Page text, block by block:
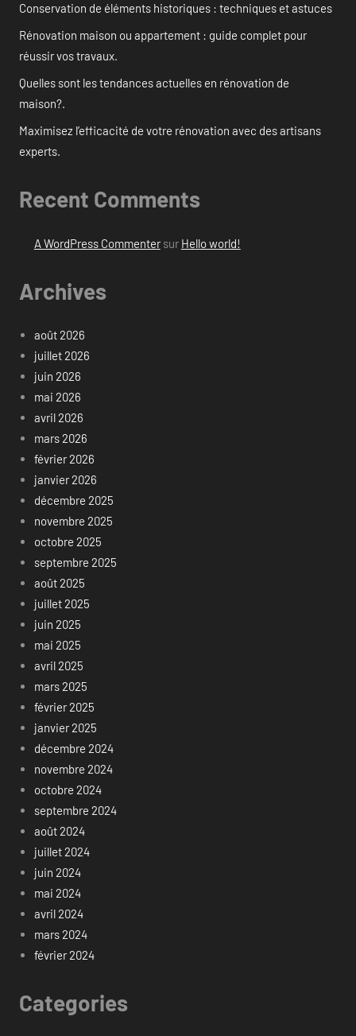
Conservation de éléments historiques : techniques et astuces
Rénovation maison ou appartement : guide complet pour
réussir vos travaux.
Quelles sont les tendances actuelles en rénovation de
maison?.
Maximisez l’efficacité de votre rénovation avec des artisans
experts.
Recent Comments
A WordPress Commentersur Hello world!
Archives
août 2026
juillet 2026
juin 2026
mai 2026
avril 2026
mars 2026
février 2026
janvier 2026
décembre 2025
novembre 2025
octobre 2025
septembre 2025
août 2025
juillet 2025
juin 2025
mai 2025
avril 2025
mars 2025
février 2025
janvier 2025
décembre 2024
novembre 2024
octobre 2024
septembre 2024
août 2024
juillet 2024
juin 2024
mai 2024
avril 2024
mars 2024
février 2024
Categories